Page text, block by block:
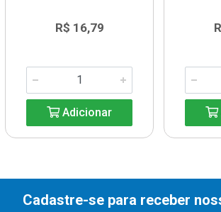
R$ 16,79
Adicionar
Cadastre-se para receber